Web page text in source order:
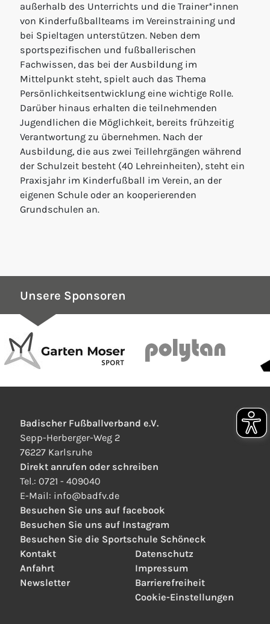
außerhalb des Unterrichts und die Trainer*innen
von Kinderfußballteams im Vereinstraining und
bei Spieltagen unterstützen. Neben dem
sportspezifischen und fußballerischen
Fachwissen, das bei der Ausbildung im
Mittelpunkt steht, spielt auch das Thema
Persönlichkeitsentwicklung eine wichtige Rolle.
Darüber hinaus erhalten die teilnehmenden
Jugendlichen die Möglichkeit, bereits frühzeitig
Verantwortung zu übernehmen. Nach der
Ausbildung, die aus zwei Teillehrgängen während
der Schulzeit besteht (40 Lehreinheiten), steht ein
Praxisjahr im Kinderfußball im Verein, an der
eigenen Schule oder an kooperierenden
Grundschulen an.
Unsere Sponsoren
Badischer Fußballverband e.V.
Sepp-Herberger-Weg 2
76227 Karlsruhe
Direkt anrufen oder schreiben
Tel.: 0721 - 409040
E-Mail: info@badfv.de
Besuchen Sie uns auf facebook
Besuchen Sie uns auf Instagram
Besuchen Sie die Sportschule Schöneck
Kontakt
Anfahrt
Newsletter
Datenschutz
Impressum
Barrierefreiheit
Cookie-Einstellungen